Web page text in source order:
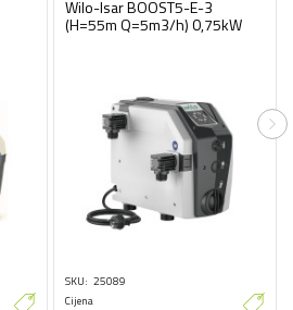
Wilo-Isar BOOST5-E-3
(H=55m Q=5m3/h) 0,75kW
SKU 25089
Cijena